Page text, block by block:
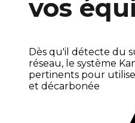
vos
Dès qu'il détecte du
réseau, le système
pertinents pour
et décarbonée